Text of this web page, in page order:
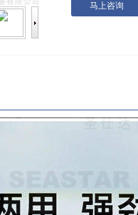
马上咨询